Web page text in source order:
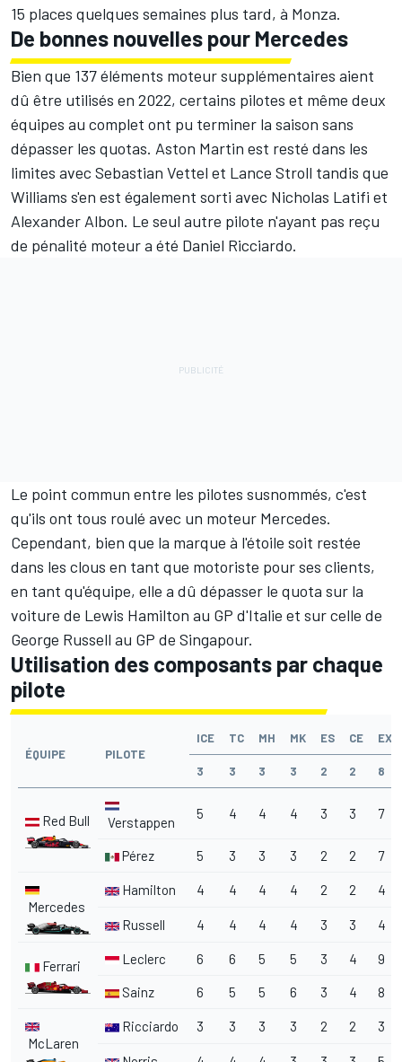
15 places quelques semaines plus tard, à Monza.
De bonnes nouvelles pour Mercedes
Bien que 137 éléments moteur supplémentaires aient
dû être utilisés en 2022, certains pilotes et même deux
équipes au complet ont pu terminer la saison sans
dépasser les quotas. Aston Martin est resté dans les
limites avec Sebastian Vettel et Lance Stroll tandis que
Williams s'en est également sorti avec Nicholas Latifi et
Alexander Albon. Le seul autre pilote n'ayant pas reçu
de pénalité moteur a été Daniel Ricciardo.
Le point commun entre les pilotes susnommés, c'est
qu'ils ont tous roulé avec un moteur Mercedes.
Cependant, bien que la marque à l'étoile soit restée
dans les clous en tant que motoriste pour ses clients,
en tant qu'équipe, elle a dû dépasser le quota sur la
voiture de Lewis Hamilton au GP d'Italie et sur celle de
George Russell au GP de Singapour.
Utilisation des composants par chaque
pilote
ÉQUIPE PILOTE
ICE TC MH MK ES CE EX
3 3 3 3 2 2 8
Red Bull Verstappen
5 4 4 4 3 3 7
Pérez 5 3 3 3 2 2 7
Mercedes
Hamilton 4 4 4 4 2 2 4
Russell 4 4 4 4 3 3 4
Ferrari Leclerc 6 6 5 5 3 4 9
Sainz 6 5 5 6 3 4 8
McLaren
Ricciardo 3 3 3 3 2 2 3